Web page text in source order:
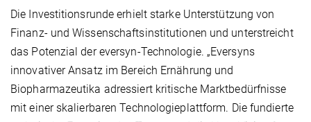
Die Investitionsrunde erhielt starke Unterstützung von
Finanz- und Wissenschaftsinstitutionen und unterstreicht
das Potenzial der eversyn-Technologie. „Eversyns
innovativer Ansatz im Bereich Ernährung und
Biopharmazeutika adressiert kritische Marktbedürfnisse
mit einer skalierbaren Technologieplattform. Die fundierte